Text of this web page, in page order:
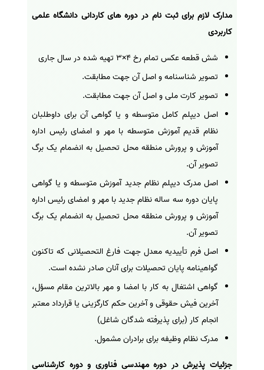
مدارک لازم برای ثبت نام در دوره های کاردانی دانشگاه علمی
کاربردی
شش قطعه عکس تمام رخ 4×3 تهیه شده در سال جاری
تصویر شناسنامه و اصل آن جهت مطابقت.
تصویر کارت ملی و اصل آن جهت مطابقت.
اصل دیپلم کامل متوسطه و یا گواهی آن برای داوطلبان
نظام قدیم آموزش متوسطه با مهر و امضای رئیس اداره
آموزش و پرورش منطقه محل تحصیل به انضمام یک برگ
تصویر آن.
اصل مدرک دیپلم نظام جدید آموزش متوسطه و یا گواهی
پایان دوره سه ساله نظام جدید با مهر و امضای رئیس اداره
آموزش و پرورش منطقه محل تحصیل به انضمام یک برگ
تصویر آن.
اصل فرم تأییدیه معدل جهت فارغ التحصیلانی که تاکنون
گواهینامه پایان تحصیلات برای آنان صادر نشده است.
گواهی اشتغال به کار با امضا و مهر بالاترین مقام مسؤل،
آخرین فیش حقوقی و آخرین حکم کارگزینی یا قرارداد معتبر
انجام کار (برای پذیرفته شدگان شاغل)
مدرک نظام وظیفه برای برادران مشمول.
جزئیات پذیرش در دوره مهندسی فناوری و دوره کارشناسی